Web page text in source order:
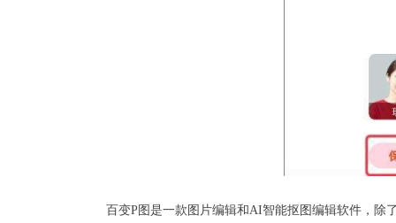
百变P图是一款图片编辑和AI智能抠图编辑软件，除